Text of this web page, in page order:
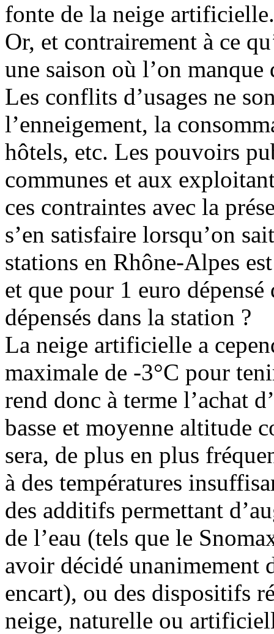
fonte de la neige artificielle.
Or, et contrairement à ce
une saison où l’on
Les conflits d’usages ne
l’enneigement, la
hôtels, etc. Les pouvoirs
communes et aux
ces contraintes avec la
s’en satisfaire lorsqu’on
stations en Rhône-Alpes
et que pour 1 euro
dépensés dans la station ?
La neige artificielle a
maximale de -3°C pour
rend donc à terme l’achat
basse et moyenne altitude
sera, de plus en plus
à des températures
des additifs permettant
de l’eau (tels que le
avoir décidé unanimement
encart), ou des dispositifs
neige, naturelle ou